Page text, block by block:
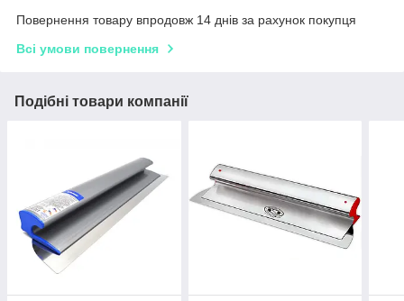
Повернення товару впродовж 14 днів за рахунок покупця
Всі умови повернення
Подібні товари компанії